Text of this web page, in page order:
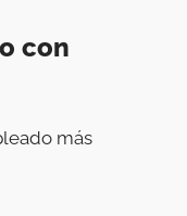
con
más